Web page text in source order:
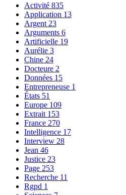
Activité 835
Application 13
Argent 23
Arguments 6
Artificielle 19
Aurélie 3
Chine 24
Docteure 2
Données 15
Entrepreneuse 1
États 51
Europe 109
Extrait 153
France 270
Intelligence 17
Interview 28
Jean 46
Justice 23
Page 253
Recherche 11
Rgpd 1